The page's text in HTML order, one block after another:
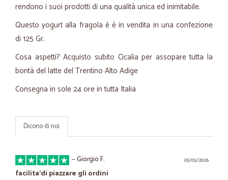
rendono i suoi prodotti di una qualità unica ed inimitabile.
Questo yogurt alla fragola è è in vendita in una confezione
di 125 Gr.
Cosa aspetti? Acquisto subito Cicalia per assopare tutta la
bontà del latte del Trentino Alto Adige
Consegna in sole 24 ore in tutta Italia
Dicono di noi
05/05/2026
—Giorgio F.
facilita'di piazzare gli ordini